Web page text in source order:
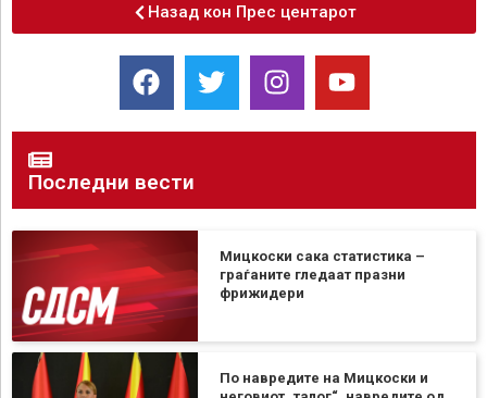
Назад кон Прес центарот
Последни вести
Мицкоски сака статистика –
граѓаните гледаат празни
фрижидери
По навредите на Мицкоски и